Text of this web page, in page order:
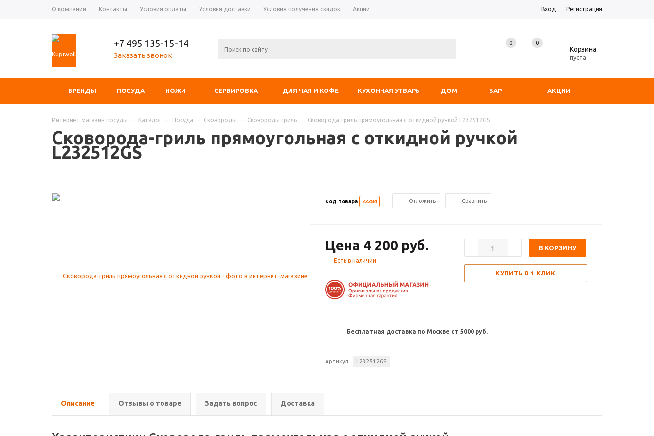
О компании Контакты Условия оплаты Условия доставки Условия получения скидок Акции Вход Регистрация
+7 495 135-15-14
Заказать звонок
0 0
Корзина
пуста
БРЕНДЫ ПОСУДА НОЖИ СЕРВИРОВКА ДЛЯ ЧАЯ И КОФЕ КУХОННАЯ УТВАРЬ ДОМ БАР АКЦИИ
Интернет магазин посуды - Каталог - Посуда - Сковороды - Сковороды гриль - Сковорода-гриль прямоугольная с откидной ручкой L232512GS
Сковорода-гриль прямоугольная с откидной ручкой
L232512GS
Код товара 22284 Отложить Сравнить
Цена 4 200 руб.
Есть в наличии
В КОРЗИНУ
КУПИТЬ В 1 КЛИК
Бесплатная доставка по Москве от 5000 руб.
Артикул L232512GS
Описание Отзывы о товаре Задать вопрос Доставка